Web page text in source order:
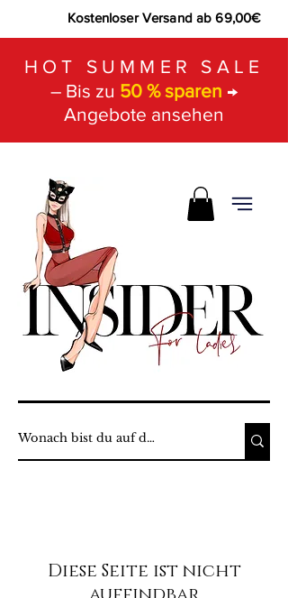
Kostenloser Versand ab 69,00€
HOT SUMMER SALE
– Bis zu 50 % sparen →
Angebote ansehen
Diese Seite ist nicht